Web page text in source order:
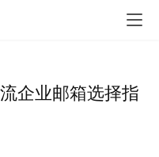
企业邮箱选择指